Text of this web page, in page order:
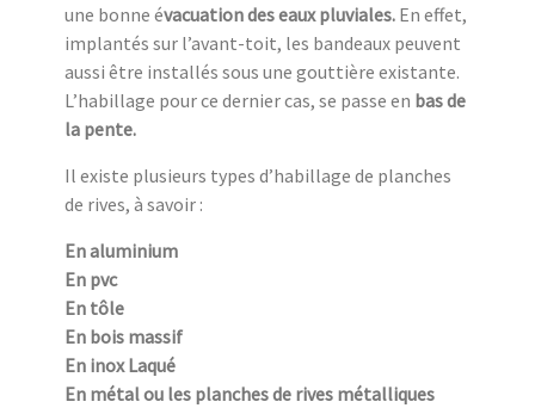
une bonne évacuation des eaux pluviales. En effet,
implantés sur l’avant-toit, les bandeaux peuvent
aussi être installés sous une gouttière existante.
L’habillage pour ce dernier cas, se passe en bas de
la pente.
Il existe plusieurs types d’habillage de planches
de rives, à savoir :
En aluminium
En pvc
En tôle
En bois massif
En inox Laqué
En métal ou les planches de rives métalliques